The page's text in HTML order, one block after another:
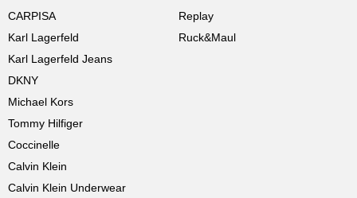
CARPISA
Karl Lagerfeld
Karl Lagerfeld Jeans
DKNY
Michael Kors
Tommy Hilfiger
Coccinelle
Calvin Klein
Calvin Klein Underwear
Replay
Ruck&Maul